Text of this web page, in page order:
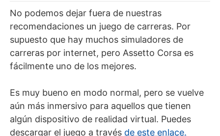
No podemos dejar fuera de nuestras
recomendaciones un juego de carreras. Por
supuesto que hay muchos simuladores de
carreras por internet, pero Assetto Corsa es
fácilmente uno de los mejores.
Es muy bueno en modo normal, pero se vuelve
aún más inmersivo para aquellos que tienen
algún dispositivo de realidad virtual. Puedes
descargar el juego a través de este enlace.